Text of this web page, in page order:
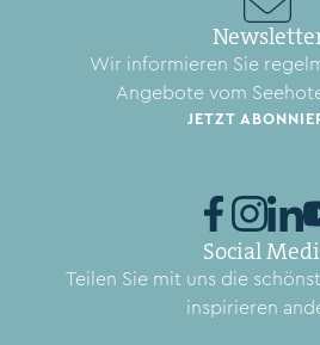
Wir informieren Sie
Angebote vom
JETZT
Social
Teilen Sie mit uns die
inspirieren